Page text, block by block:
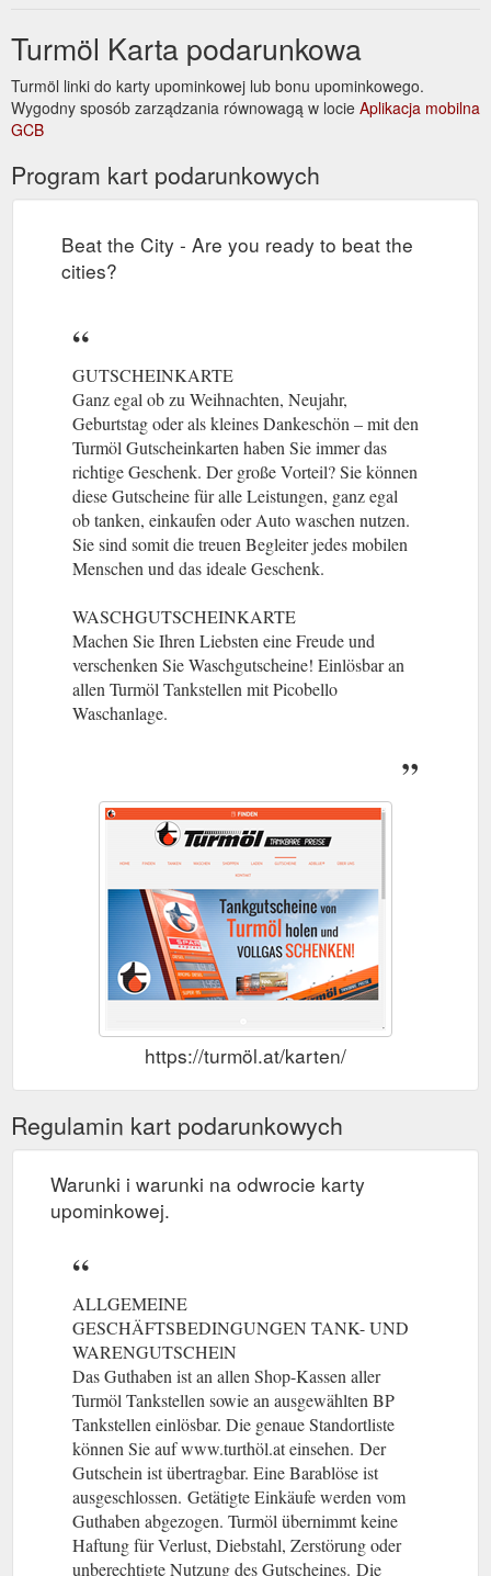
Turmöl Karta podarunkowa
Turmöl linki do karty upominkowej lub bonu upominkowego.
Wygodny sposób zarządzania równowagą w locie Aplikacja mobilna
GCB
Program kart podarunkowych
Beat the City - Are you ready to beat the
cities?
GUTSCHEINKARTE
Ganz egal ob zu Weihnachten, Neujahr,
Geburtstag oder als kleines Dankeschön – mit den
Turmöl Gutscheinkarten haben Sie immer das
richtige Geschenk. Der große Vorteil? Sie können
diese Gutscheine für alle Leistungen, ganz egal
ob tanken, einkaufen oder Auto waschen nutzen.
Sie sind somit die treuen Begleiter jedes mobilen
Menschen und das ideale Geschenk.
WASCHGUTSCHEINKARTE
Machen Sie Ihren Liebsten eine Freude und
verschenken Sie Waschgutscheine! Einlösbar an
allen Turmöl Tankstellen mit Picobello
Waschanlage.
https://turmöl.at/karten/
Regulamin kart podarunkowych
Warunki i warunki na odwrocie karty
upominkowej.
ALLGEMEINE
GESCHÄFTSBEDINGUNGEN TANK- UND
WARENGUTSCHElN
Das Guthaben ist an allen Shop-Kassen aller
Turmöl Tankstellen sowie an ausgewählten BP
Tankstellen einlösbar. Die genaue Standortliste
können Sie auf www.turthöl.at einsehen. Der
Gutschein ist übertragbar. Eine Barablöse ist
ausgeschlossen. (gcb.today#86BB1).
Getätigte Einkäufe werden vom
Guthaben abgezogen. Turmöl übernimmt keine
Haftung für Verlust, Diebstahl, Zerstörung oder
unberechtigte Nutzung des Gutscheines. (gcb.today#C2179).
Die